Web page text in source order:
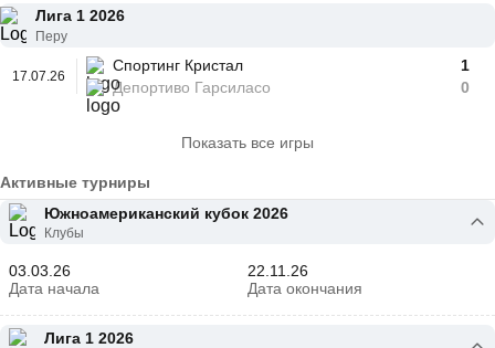
Лига 1 2026
Перу
17.07.26
Спортинг Кристал
Депортиво Гарсиласо
1
0
Показать все игры
Активные турниры
Южноамериканский кубок 2026
Клубы
03.03.26
Дата начала
22.11.26
Дата окончания
Лига 1 2026